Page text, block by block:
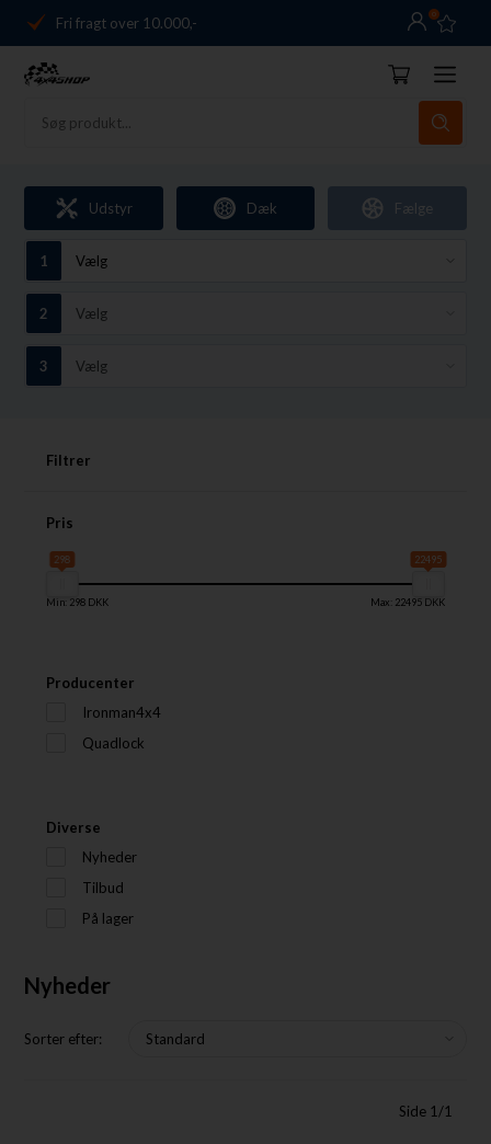
Fri fragt over 10.000,-
Danmarks førende
14 dages returret
Fri fragt over 10.000,-
Danmarks førende
14 dages returret
0
Udstyr Dæk Fælge
Filtrer
Pris
298 22495
Min: 298 DKK Max: 22495 DKK
Producenter
Ironman4x4
Quadlock
Diverse
Nyheder
Tilbud
På lager
Nyheder
Sorter efter:
Side 1/1